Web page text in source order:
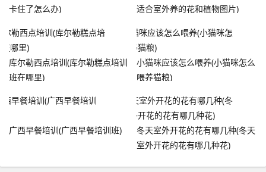
卡住了怎么办)
适合室外养的花和植物图片)
库尔勒西点培训(库尔勒糕点培训
班在哪里)
小猫咪应该怎么喂养(小猫咪怎么
喂养猫粮)
广西早餐培训(广西早餐培训班)
冬天室外开花的花有哪几种(冬天
室外开花的花有哪几种花)